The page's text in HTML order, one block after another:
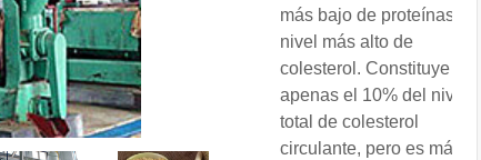
más bajo de proteínas y el
nivel más alto de
colesterol. Constituye
apenas el 10% del nivel
total de colesterol
circulante, pero es más